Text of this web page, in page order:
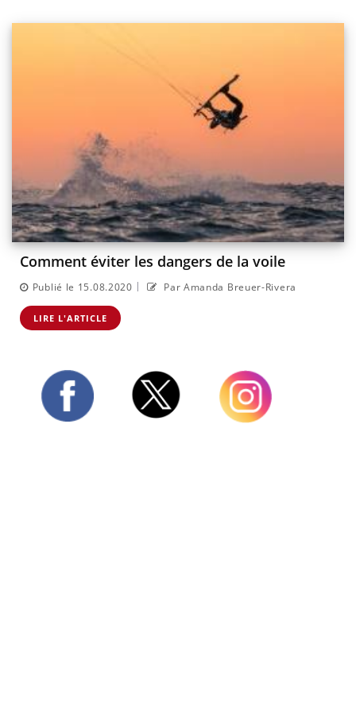
Comment éviter les dangers de la voile
Publié le 15.08.2020 | Par Amanda Breuer-Rivera
LIRE L'ARTICLE